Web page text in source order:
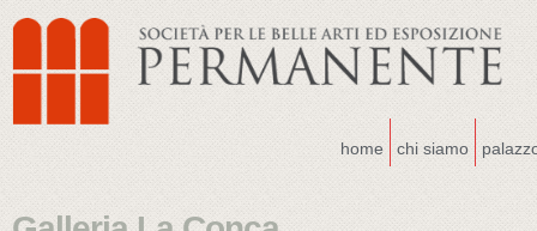
home chi siamo